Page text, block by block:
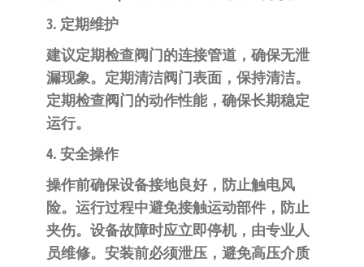
3. 定期维护
建议定期检查阀门的连接管道，确保无泄
漏现象。定期清洁阀门表面，保持清洁。
定期检查阀门的动作性能，确保长期稳定
运行。
4. 安全操作
操作前确保设备接地良好，防止触电风
险。运行过程中避免接触运动部件，防止
夹伤。设备故障时应立即停机，由专业人
员维修。安装前必须泄压，避免高压介质